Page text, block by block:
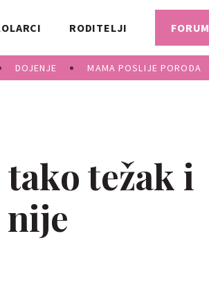
DOJENJE MAMA POSLIJE PORODA
RODITELJI FORUM
težak i
nije